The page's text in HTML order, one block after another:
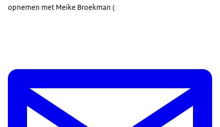
opnemen met Meike Broekman (